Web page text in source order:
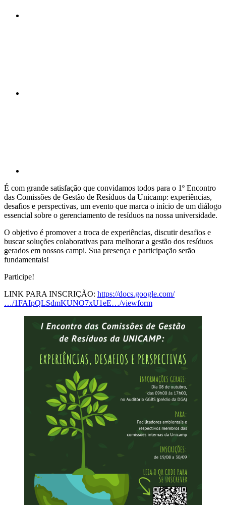
É com grande satisfação que convidamos todos para o 1º Encontro
das Comissões de Gestão de Resíduos da Unicamp: experiências,
desafios e perspectivas, um evento que marca o início de um diálogo
essencial sobre o gerenciamento de resíduos na nossa universidade.
O objetivo é promover a troca de experiências, discutir desafios e
buscar soluções colaborativas para melhorar a gestão dos resíduos
gerados em nossos campi. Sua presença e participação serão
fundamentais!
Participe!
LINK PARA INSCRIÇÃO: https://docs.google.com/
…/1FAIpQLSdmKUNO7xU1eE…/viewform